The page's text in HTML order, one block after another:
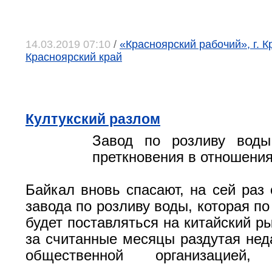
14.03.2019 07:10 / «Красноярский рабочий», г.
Красноярский край
Култукский разлом
Завод по розливу
преткновения в
Байкал вновь спасают, на сей раз
завода по розливу воды, которая
будет поставляться на китайский
за считанные месяцы раздутая
общественной